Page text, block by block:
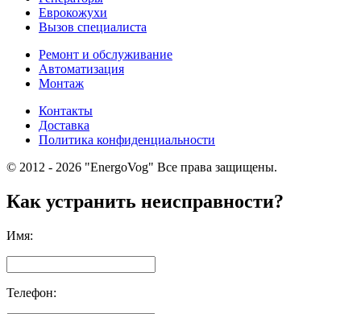
Еврокожухи
Вызов специалиста
Ремонт и обслуживание
Автоматизация
Монтаж
Контакты
Доставка
Политика конфиденциальности
© 2012 - 2026 "EnergoVog" Все права защищены.
Как устранить неисправности?
Имя:
Телефон: